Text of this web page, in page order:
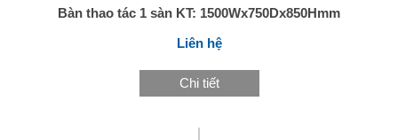
Bàn thao tác 1 sàn KT: 1500Wx750Dx850Hmm
Liên hệ
Chi tiết